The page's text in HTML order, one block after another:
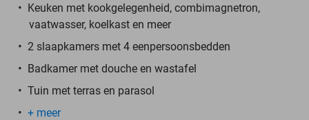
Keuken met kookgelegenheid, combimagnetron,
vaatwasser, koelkast en meer
2 slaapkamers met 4 eenpersoonsbedden
Badkamer met douche en wastafel
Tuin met terras en parasol
+ meer